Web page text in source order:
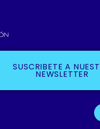
SUSCRIBETE A
NEWSLETTER